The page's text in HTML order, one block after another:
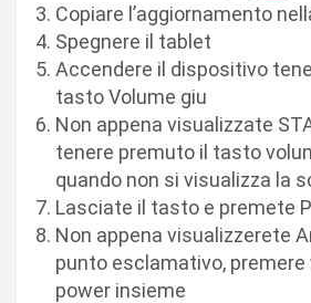
Copiare l’aggiornamento
Spegnere il tablet
Accendere il dispositivo
tasto Volume giu
Non appena visualizzate
tenere premuto il tasto
quando non si visualizza la
Lasciate il tasto e premete
Non appena visualizzerete
punto esclamativo, premere
power insieme